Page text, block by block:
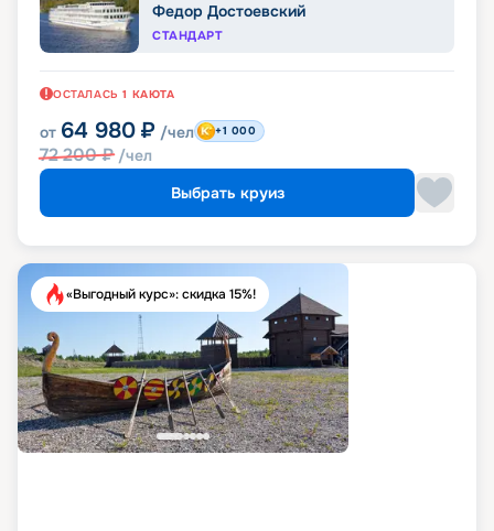
Федор Достоевский
СТАНДАРТ
ОСТАЛАСЬ 1 КАЮТА
от 64 980 ₽ /чел
72 200₽ /чел
+1 000
Выбрать круиз
«Выгодный курс»: скидка 15%!